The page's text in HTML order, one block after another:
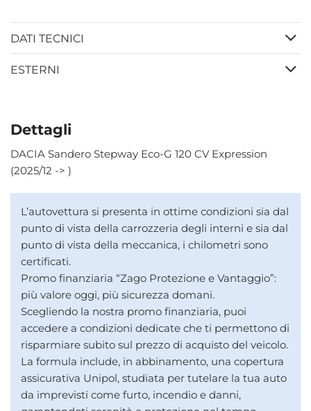
DATI TECNICI
ESTERNI
Dettagli
DACIA Sandero Stepway Eco-G 120 CV Expression
(2025/12 -> )
L’autovettura si presenta in ottime condizioni sia dal
punto di vista della carrozzeria degli interni e sia dal
punto di vista della meccanica, i chilometri sono
certificati.
Promo finanziaria “Zago Protezione e Vantaggio”:
più valore oggi, più sicurezza domani.
Scegliendo la nostra promo finanziaria, puoi
accedere a condizioni dedicate che ti permettono di
risparmiare subito sul prezzo di acquisto del veicolo.
La formula include, in abbinamento, una copertura
assicurativa Unipol, studiata per tutelare la tua auto
da imprevisti come furto, incendio e danni,